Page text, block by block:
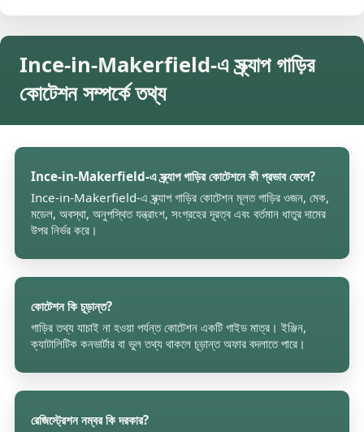
Ince-in-Makerfield-এ স্ক্র্যাপ গাড়ির
কোটেশন সম্পর্কে তথ্য
Ince-in-Makerfield-এ স্ক্র্যাপ গাড়ির কোটেশনে কী প্রভাব ফেলে?
Ince-in-Makerfield-এ স্ক্র্যাপ গাড়ির কোটেশন মূলত গাড়ির ওজন, মেক,
মডেল, অবস্থা, অনুপস্থিত যন্ত্রাংশ, সংগ্রহের দূরত্ব এবং বর্তমান ধাতুর দামের
উপর নির্ভর করে।
কোটেশন কি চূড়ান্ত?
গাড়ির তথ্য যাচাই না হওয়া পর্যন্ত কোটেশন একটি গাইড মাত্র। ইঞ্জিন,
ক্যাটালিটিক কনভার্টার বা ভুল তথ্য থাকলে চূড়ান্ত অফার বদলাতে পারে।
রেজিস্ট্রেশন নম্বর কি দরকার?